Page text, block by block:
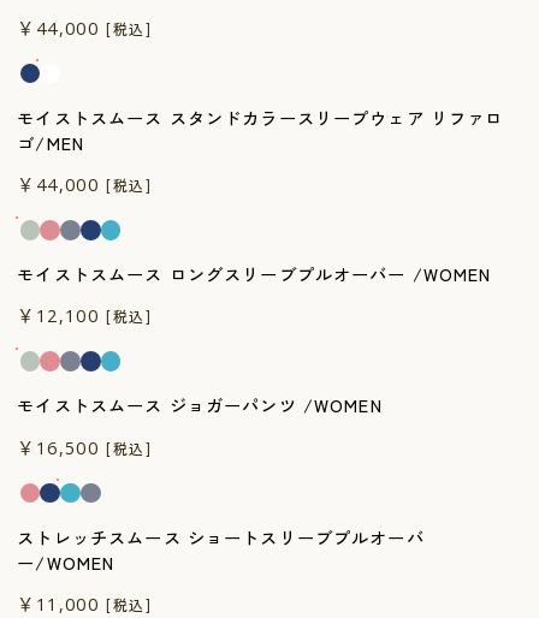
￥44,000 [税込]
一般医療機器
モイストスムース スタンドカラースリープウェア リファロ
ゴ/MEN
￥44,000 [税込]
一般医療機器
モイストスムース ロングスリーブプルオーバー /WOMEN
￥12,100 [税込]
一般医療機器
モイストスムース ジョガーパンツ /WOMEN
￥16,500 [税込]
一般医療機器
ストレッチスムース ショートスリーブプルオーバ
ー/WOMEN
￥11,000 [税込]
一般医療機器